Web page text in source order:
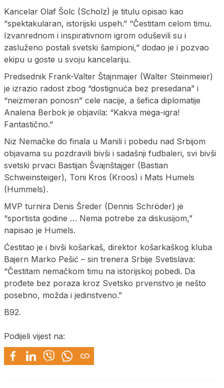
Kancelar Olaf Šolc (Scholz) je titulu opisao kao
“spektakularan, istorijski uspeh.” “Čestitam celom timu.
Izvanrednom i inspirativnom igrom oduševili su i
zasluženo postali svetski šampioni,” dodao je i pozvao
ekipu u goste u svoju kancelariju.
Predsednik Frank-Valter Štajnmajer (Walter Steinmeier)
je izrazio radost zbog “dostignuća bez presedana” i
“neizmeran ponosn” cele nacije, a šefica diplomatije
Analena Berbok je objavila: “Kakva mega-igra!
Fantastično.”
Niz Nemačke do finala u Manili i pobedu nad Srbijom
objavama su pozdravili bivši i sadašnji fudbaleri, svi bivši
svetski prvaci Bastijan Švajnštajger (Bastian
Schweinsteiger), Toni Kros (Kroos) i Mats Humels
(Hummels).
MVP turnira Denis Šreder (Dennis Schröder) je
“sportista godine … Nema potrebe za diskusijom,”
napisao je Humels.
Ćestitao je i bivši košarkaš, direktor košarkaškog kluba
Bajern Marko Pešić – sin trenera Srbije Svetislava:
“Čestitam nemačkom timu na istorijskoj pobedi. Da
prođete bez poraza kroz Svetsko prvenstvo je nešto
posebno, možda i jedinstveno.”
B92.
Podijeli vijest na: